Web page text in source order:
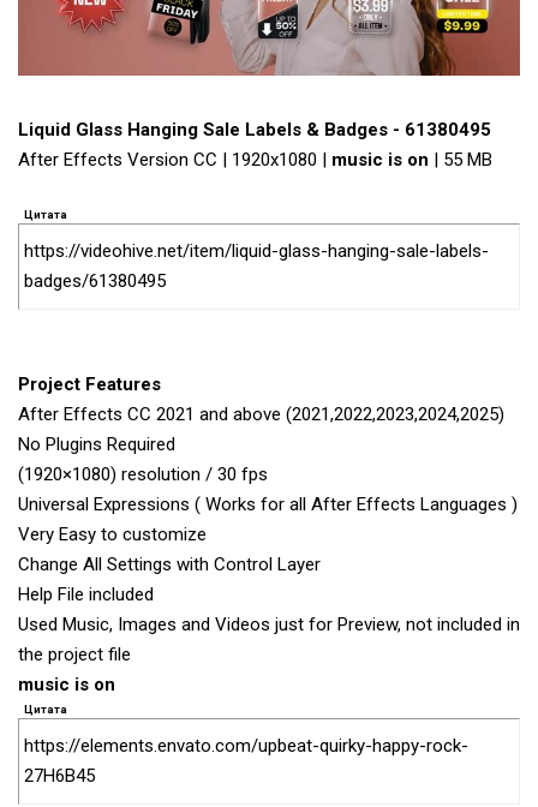
Liquid Glass Hanging Sale Labels & Badges - 61380495
After Effects Version CC | 1920x1080 | music is on | 55 MB
Цитата
https://videohive.net/item/liquid-glass-hanging-sale-labels-
badges/61380495
Project Features
After Effects CC 2021 and above (2021,2022,2023,2024,2025)
No Plugins Required
(1920×1080) resolution / 30 fps
Universal Expressions ( Works for all After Effects Languages )
Very Easy to customize
Change All Settings with Control Layer
Help File included
Used Music, Images and Videos just for Preview, not included in
the project file
music is on
Цитата
https://elements.envato.com/upbeat-quirky-happy-rock-
27H6B45